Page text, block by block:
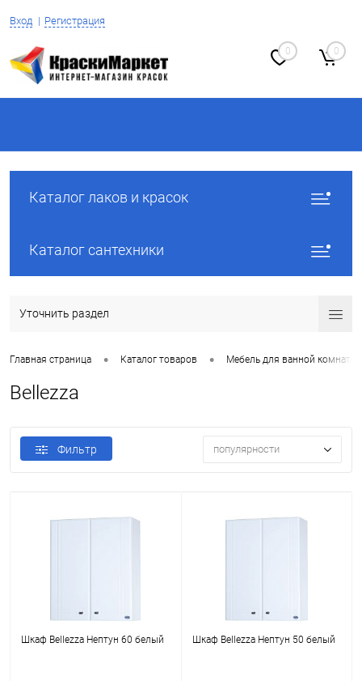
Вход Регистрация
0 0
Каталог лаков и красок
Каталог сантехники
Уточнить раздел
Главная страница • Каталог товаров • Мебель для ванной комнаты
Bellezza
Фильтр популярности
Шкаф Bellezza Нептун 60 белый Шкаф Bellezza Нептун 50 белый